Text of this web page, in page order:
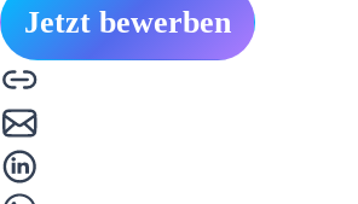
Jetzt bewerben